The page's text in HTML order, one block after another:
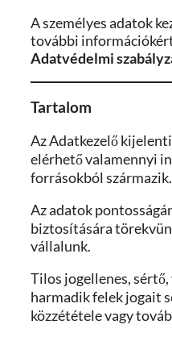
A személyes adatok
további
Adatvédelmi
Tartalom
Az Adatkezelő
elérhető valamennyi
forrásokból származik.
Az adatok
biztosítására
vállalunk.
Tilos jogellenes,
harmadik felek jogait
közzététele vagy